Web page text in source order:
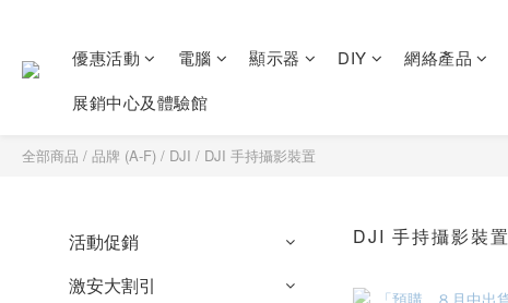
優惠活動 電腦 顯示器 DIY 網絡產品
展銷中心及體驗館
全部商品 / 品牌 (A-F) / DJI / DJI 手持攝影裝置
活動促銷
激安大割引
DJI 手持攝影裝置